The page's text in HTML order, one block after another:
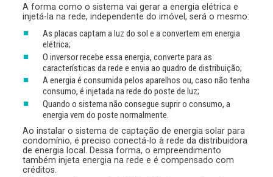
A forma como o sistema vai gerar a energia elétrica e
injetá-la na rede, independente do imóvel, será o mesmo:
As placas captam a luz do sol e a convertem em energia
elétrica;
O inversor recebe essa energia, converte para as
características da rede e envia ao quadro de distribuição;
A energia é consumida pelos aparelhos ou, caso não tenha
consumo, é injetada na rede do poste de luz;
Quando o sistema não consegue suprir o consumo, a
energia vem do poste normalmente.
Ao instalar o sistema de captação de energia solar para
condomínio, é preciso conectá-lo à rede da distribuidora
de energia local. Dessa forma, o empreendimento
também injeta energia na rede e é compensado com
créditos.